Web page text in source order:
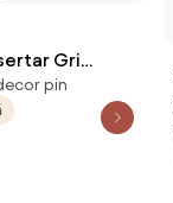
Gri
de pin masiv
pin